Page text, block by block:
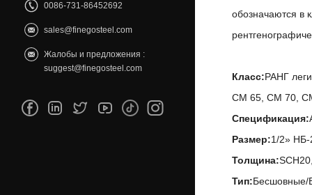
0086-731-86452692
sales@finegosteel.com
Жалобы и предложения :
suggest@finegosteel.com
обозначаются в
Класс:РАНГ
CM 65, CM 70,
Спецификация:
Размер:1/2»
Толщина:
Тип:Бесшовные/